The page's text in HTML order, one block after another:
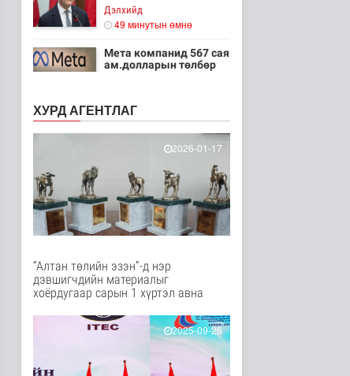
Дэлхийд
49 минутын өмнө
Мета компанид 567 сая
ам.долларын төлбөр
1 цаг 20 минутын өмнө
Ирэх 10 хоногт цаг
агаар ямар байх вэ
2 цаг 41 минутын өмнө
“Нүүрс пиролизийн
үйлдвэр”-ийг төр,
хувийн хэвшл..
2 цаг 57 минутын өмнө
Цэнхэр бүсэд гал
хариу арга хэ..
2 цаг 11 минутын өмнө
ХУРД АГЕНТЛАГ
2026-01-17
“Алтан төлийн эзэн”-д нэр
дэвшигчдийн материалыг
хоёрдугаар сарын 1 хүртэл авна
2025-09-26